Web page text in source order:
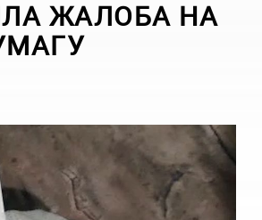
ЖАЛОБА НА